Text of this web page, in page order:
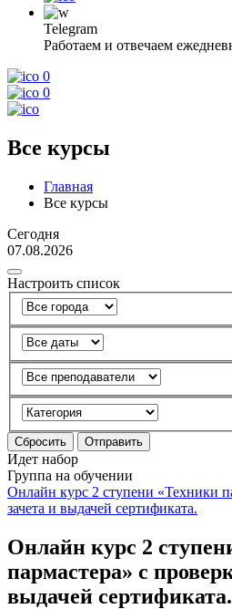
Telegram
Работаем и отвечаем
0
0
Все курсы
Главная
Все курсы
Сегодня
07.08.2026
Настроить список
Сбросить Отправить
Идет набор
Группа на обучении
Онлайн курс 2 ступени «Техники
зачета и выдачей сертификата.
Онлайн курс 2
пармастера» с
выдачей сертификата.